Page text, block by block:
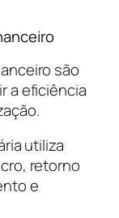
são
a eficiência
utiliza
retorno
e